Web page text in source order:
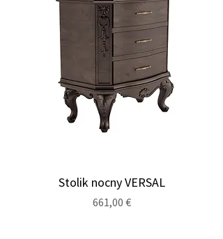
Stolik nocny VERSAL
Cena
661,00 €